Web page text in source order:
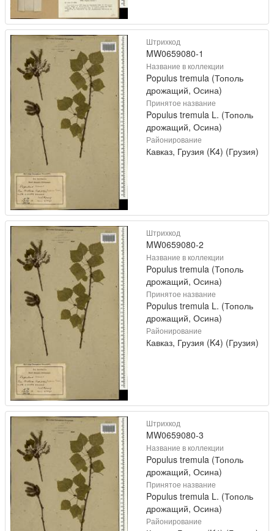
Штрихкод
MW0659080-1
Название в коллекции
Populus tremula (Тополь
дрожащий, Осина)
Принятое название
Populus tremula L. (Тополь
дрожащий, Осина)
Районирование
Кавказ, Грузия (K4) (Грузия)
Штрихкод
MW0659080-2
Название в коллекции
Populus tremula (Тополь
дрожащий, Осина)
Принятое название
Populus tremula L. (Тополь
дрожащий, Осина)
Районирование
Кавказ, Грузия (K4) (Грузия)
Штрихкод
MW0659080-3
Название в коллекции
Populus tremula (Тополь
дрожащий, Осина)
Принятое название
Populus tremula L. (Тополь
дрожащий, Осина)
Районирование